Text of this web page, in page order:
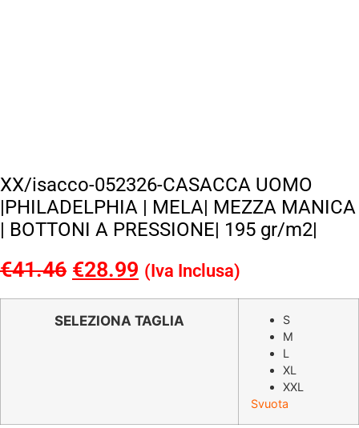
XX/isacco-052326-CASACCA UOMO
|PHILADELPHIA | MELA| MEZZA MANICA
| BOTTONI A PRESSIONE| 195 gr/m2|
€41.46 Il
prezzo
originale
€28.99 Il
prezzo
attuale
(Iva Inclusa)
SELEZIONA TAGLIA
S
M
L
XL
XXL
Svuota